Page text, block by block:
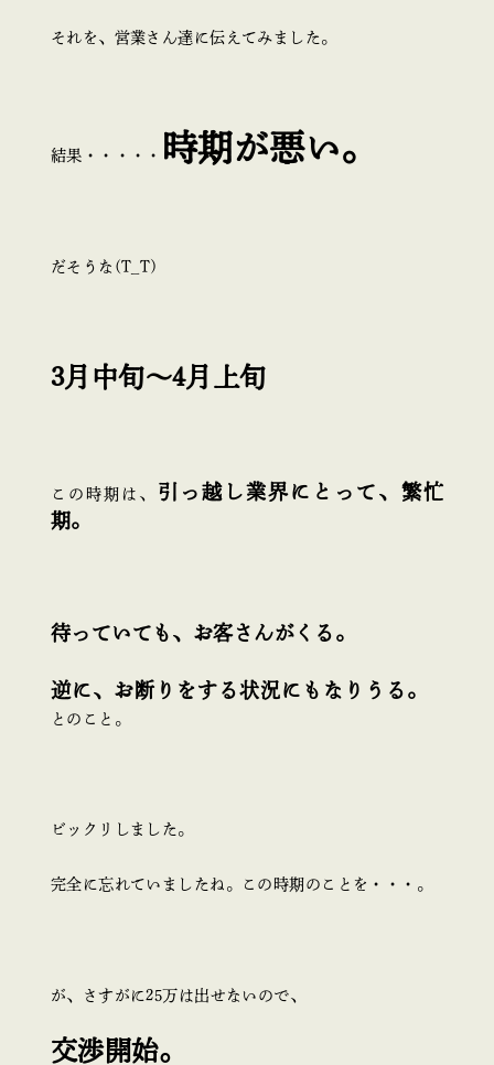
それを、営業さん達に伝えてみました。
結果・・・・・ 時期が悪い。
だそうな(T_T)
3月中旬～4月上旬
この時期は、
引っ越し業界にとって、繁忙
期。
待っていても、お客さんがくる。
逆に、お断りをする状況にもなりうる。
とのこと。
ビックリしました。
完全に忘れていましたね。この時期のことを・・・。
が、さすがに25万は出せないので、
交渉開始。